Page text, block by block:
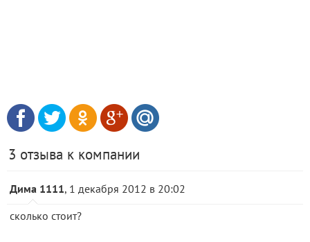
3 отзыва к компании
Дима 1111, 1 декабря 2012 в 20:02
сколько стоит?